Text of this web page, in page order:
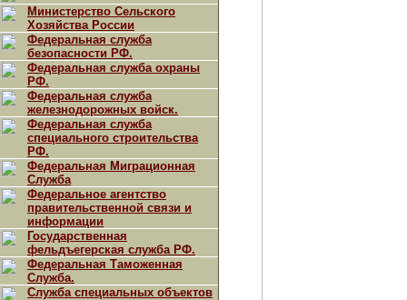
Министерство Сельского
Хозяйства России
Федеральная служба
безопасности РФ.
Федеральная служба охраны
РФ.
Федеральная служба
железнодорожных войск.
Федеральная служба
специального строительства
РФ.
Федеральная Миграционная
Служба
Федеральное агентство
правительственной связи и
информации
Государственная
фельдъегерская служба РФ.
Федеральная Таможенная
Служба.
Служба специальных объектов